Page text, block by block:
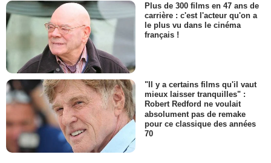
Plus de 300 films en 47 ans de
carrière : c'est l'acteur qu'on a
le plus vu dans le cinéma
français !
"Il y a certains films qu'il vaut
mieux laisser tranquilles" :
Robert Redford ne voulait
absolument pas de remake
pour ce classique des années
70